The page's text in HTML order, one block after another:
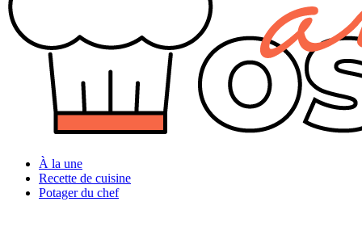
À la une
Recette de cuisine
Potager du chef